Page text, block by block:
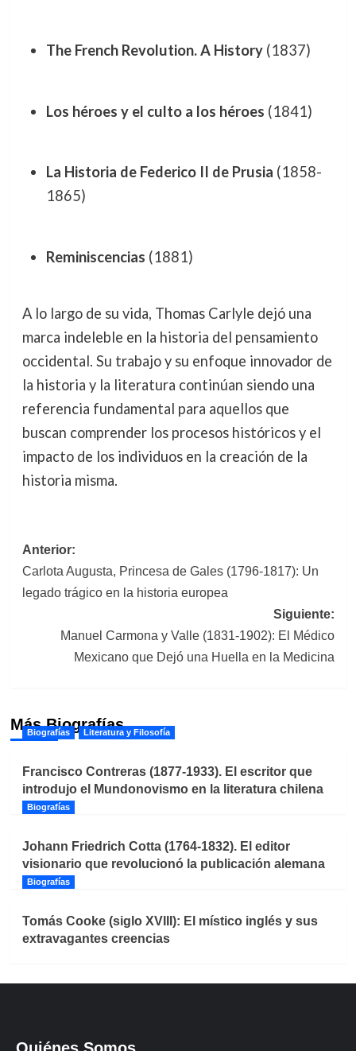
The French Revolution. A History(1837)
Los héroes y el culto a los héroes (1841)
La Historia de Federico II de Prusia (1858-
1865)
Reminiscencias (1881)
A lo largo de su vida, Thomas Carlyle dejó una
marca indeleble en la historia del pensamiento
occidental. Su trabajo y su enfoque innovador de
la historia y la literatura continúan siendo una
referencia fundamental para aquellos que
buscan comprender los procesos históricos y el
impacto de los individuos en la creación de la
historia misma.
Navegación
de
entradas
Anterior:
Carlota Augusta, Princesa de Gales (1796-1817): Un
legado trágico en la historia europea
Siguiente:
Manuel Carmona y Valle (1831-1902): El Médico
Mexicano que Dejó una Huella en la Medicina
Más Biografías
Biografías Literatura y Filosofía
Francisco Contreras (1877-1933). El escritor que
introdujo el Mundonovismo en la literatura chilena
Biografías
Johann Friedrich Cotta (1764-1832). El editor
visionario que revolucionó la publicación alemana
Biografías
Tomás Cooke (siglo XVIII): El místico inglés y sus
extravagantes creencias
Quiénes Somos